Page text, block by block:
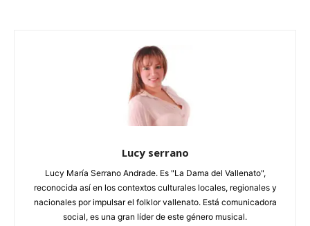
Lucy serrano
Lucy María Serrano Andrade. Es "La Dama del Vallenato",
reconocida así en los contextos culturales locales, regionales y
nacionales por impulsar el folklor vallenato. Está comunicadora
social, es una gran líder de este género musical.